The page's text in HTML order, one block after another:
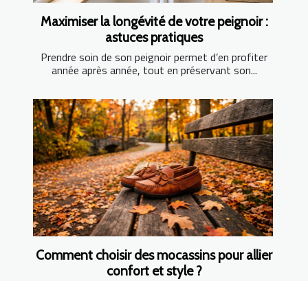
Maximiser la longévité de votre peignoir :
astuces pratiques
Prendre soin de son peignoir permet d’en profiter
année après année, tout en préservant son...
Comment choisir des mocassins pour allier
confort et style ?